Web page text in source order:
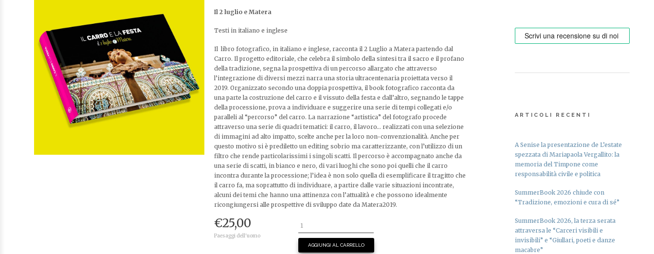
Il 2 luglio e Matera
Testi in italiano e inglese
Il libro fotografico, in italiano e inglese, racconta il 2 Luglio a Matera partendo dal
Carro. Il progetto editoriale, che celebra il simbolo della sintesi tra il sacro e il profano
della tradizione, segna la prospettiva di un percorso allargato che attraverso
l’integrazione di diversi mezzi narra una storia ultracentenaria proiettata verso il
2019. Organizzato secondo una doppia prospettiva, il book fotografico racconta da
una parte la costruzione del carro e il vissuto della festa e dall’altro, segnando le tappe
della processione, prova a individuare e suggerire una serie di tempi collegati e/o
paralleli al “percorso” del carro. La narrazione “artistica” del fotografo procede
attraverso una serie di quadri tematici: il carro, il lavoro… realizzati con una selezione
di immagini ad alto impatto, scelte anche per la loro non-convenzionalità. Anche per
questo motivo si è prediletto un editing sobrio ma caratterizzante, con l’utilizzo di un
filtro che rende particolarissimi i singoli scatti. Il percorso è accompagnato anche da
una serie di scatti, in bianco e nero, di vari luoghi che sono poi quelli che il carro
incontra durante la processione; l’idea è non solo quella di esemplificare il tragitto che
il carro fa, ma soprattutto di individuare, a partire dalle varie situazioni incontrate,
alcuni dei temi che hanno una attinenza con l’attualità e che possono idealmente
ricongiungersi alle prospettive di sviluppo date da Matera2019.
€25,00
Paesaggi dell'uomo
AGGIUNGI AL CARRELLO
ARTICOLI RECENTI
A Senise la presentazione de L’estate
spezzata di Mariapaola Vergallito: la
memoria del Timpone come
responsabilità civile e politica
SummerBook 2026 chiude con
“Tradizione, emozioni e cura di sé”
SummerBook 2026, la terza serata
attraversa le “Carceri visibili e
invisibili” e “Giullari, poeti e danze
macabre”